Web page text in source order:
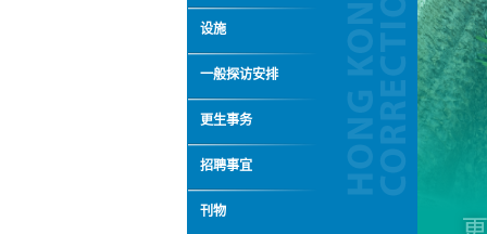
设施
一般探访安排
更生事务
招聘事宜
刊物